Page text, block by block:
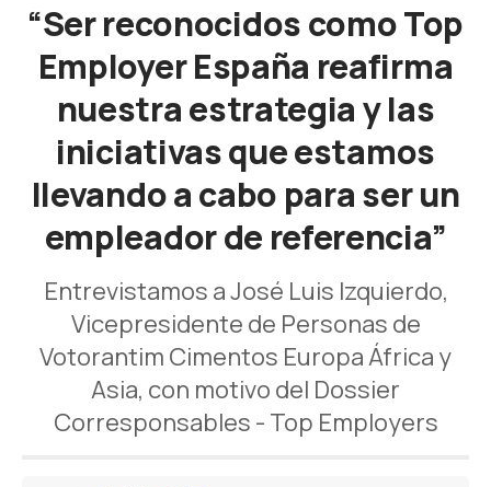
“Ser reconocidos como Top
Employer España reafirma
nuestra estrategia y las
iniciativas que estamos
llevando a cabo para ser un
empleador de referencia”
Entrevistamos a José Luis Izquierdo,
Vicepresidente de Personas de
Votorantim Cimentos Europa África y
Asia, con motivo del Dossier
Corresponsables - Top Employers